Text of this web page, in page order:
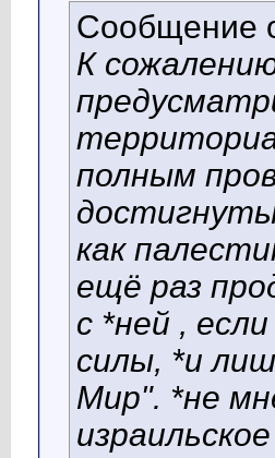
Сообщение
К
полным
как
ещё раз
с *ней ,
силы, *и
Мир". *не